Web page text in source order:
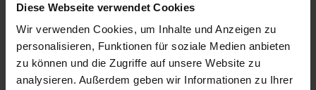
Diese Webseite verwendet Cookies
Wir verwenden Cookies, um Inhalte und Anzeigen zu
personalisieren, Funktionen für soziale Medien anbieten
zu können und die Zugriffe auf unsere Website zu
analysieren. Außerdem geben wir Informationen zu Ihrer